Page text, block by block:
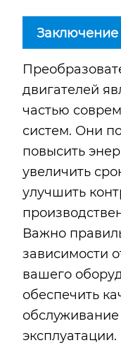
Заключение
двигателей
частью
систем. Они
повысить
увеличить
улучшить
Важно
зависимости
вашего
обеспечить
эксплуатации.